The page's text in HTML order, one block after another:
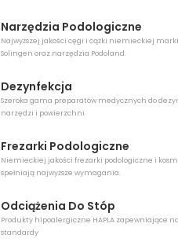
Narzędzia Podologiczne
Najwyższej jakości cęgi i cążki niemieckiej marki
Solingen oraz narzędzia Podoland.
Dezynfekcja
Szeroka gama preparatów medycznych do
narzędzi i powierzchni.
Frezarki Podologiczne
Niemieckiej jakości frezarki podologiczne i
spełniają najwyższe wymagania.
Odciążenia Do Stóp
Produkty hipoalergiczne HAPLA zapewniające
standardy